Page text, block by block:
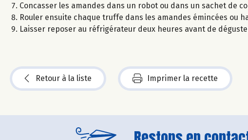
Concasser les amandes dans un robot ou dans un sachet de
Rouler ensuite chaque truffe dans les amandes émincées ou
Laisser reposer au réfrigérateur deux heures avant de
Retour à la liste Imprimer la recette